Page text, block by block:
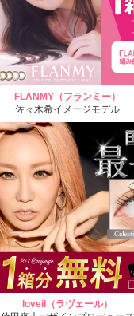
FLANMY（フランミー）
佐々木希イメージモデル
loveil（ラヴェール）